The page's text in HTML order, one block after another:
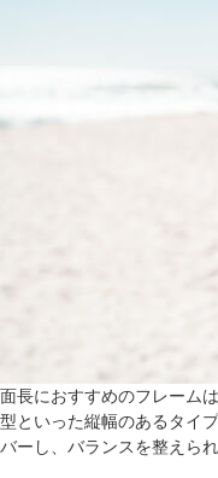
面長におすすめのフレーム
型といった縦幅のあるタイ
バーし、バランスを整えられ